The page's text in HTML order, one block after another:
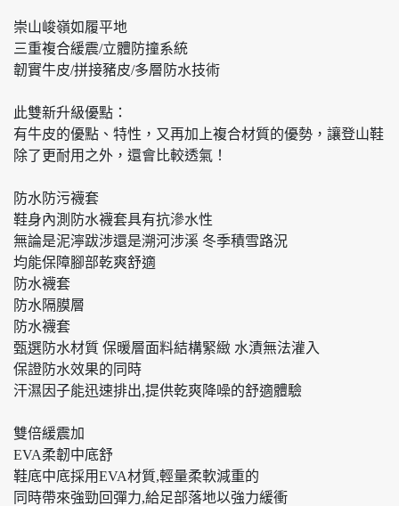
崇山峻嶺如履平地
三重複合緩震/立體防撞系統
韌實牛皮/拼接豬皮/多層防水技術
此雙新升級優點：
有牛皮的優點、特性，又再加上複合材質的優勢，讓登山鞋
除了更耐用之外，還會比較透氣！
防水防污襪套
鞋身內測防水襪套具有抗滲水性
無論是泥濘跋涉還是溯河涉溪 冬季積雪路況
均能保障腳部乾爽舒適
防水襪套
防水隔膜層
防水襪套
甄選防水材質 保暖層面料結構緊緻 水漬無法灌入
保證防水效果的同時
汗濕因子能迅速排出,提供乾爽降噪的舒適體驗
雙倍緩震加
EVA柔韌中底舒
鞋底中底採用EVA材質,輕量柔軟減重的
同時帶來強勁回彈力,給足部落地以強力緩衝